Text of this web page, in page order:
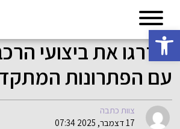
פתח סרגל נגישות
שדרגו את ביצועי
עם הפתרונות
צוות כתבה
17 דצמבר, 2025 07:34